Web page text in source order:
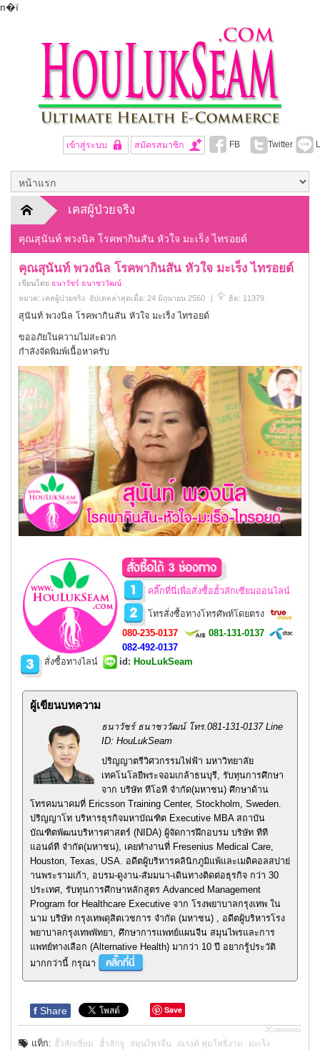
п�ї
เข้าสู่ระบบ สมัครสมาชิก FB Twitter
เคสผู้ป่วยจริง
คุณสุนันท์ พวงนิล โรคพากินสัน หัวใจ มะเร็ง ไทรอยด์
คุณสุนันท์ พวงนิล โรคพากินสัน หัวใจ มะเร็ง ไทรอยด์
เขียนโดย ธนาวัชร์ ธนาชววัฒน์
หมวด: เคสผู้ป่วยจริง อัปเดตล่าสุดเมื่อ: 24 มิถุนายน 2560 | ฮิต: 11379
สุนันท์ พวงนิล โรคพากินสัน หัวใจ มะเร็ง ไทรอยด์
ขออภัยในความไม่สะดวก
กำลังจัดพิมพ์เนื้อหาครับ
คลิ๊กที่นี่เพื่อสั่งซื้อฮั้วลักเซียมออนไลน์
โทรสั่งซื้อทางโทรศัพท์โดยตรง
080-235-0137
081-131-0137
082-492-0137
สั่งซื้อทางไลน์
id : HouLukSeam
ผู้เขียนบทความ
ธนาวัชร์ ธนาชววัฒน์ โทร.081-131-0137 Line
ID: HouLukSeam
ปริญญาตรีวิศวกรรมไฟฟ้า มหาวิทยาลัย
เทคโนโลยีพระจอมเกล้าธนบุรี, รับทุนการศึกษา
จาก บริษัท ทีโอที จำกัด(มหาชน) ศึกษาด้าน
โทรคมนาคมที่ Ericsson Training Center, Stockholm, Sweden.
ปริญญาโท บริหารธุรกิจมหาบัณฑิต Executive MBA สถาบัน
บัณฑิตพัฒนบริหารศาสตร์ (NIDA) ผู้จัดการฝึกอบรม บริษัท ทีที
แอนด์ที จำกัด(มหาชน), เคยทำงานที่ Fresenius Medical Care,
Houston, Texas, USA. อดีตผู้บริหารคลินิกภูมิแพ้และเมดิคอลสปาย่
านพระรามเก้า, อบรม-ดูงาน-สัมมนา-เดินทางติดต่อธุรกิจ กว่า 30
ประเทศ, รับทุนการศึกษาหลักสูตร Advanced Management
Program for Healthcare Executive จาก โรงพยาบาลกรุงเทพ ใน
นาม บริษัท กรุงเทพดุสิตเวชการ จำกัด (มหาชน) , อดีตผู้บริหารโรง
พยาบาลกรุงเทพพัทยา, ศึกษาการแพทย์แผนจีน สมุนไพรและการ
แพทย์ทางเลือก (Alternative Health) มากว่า 10 ปี อยากรู้ประวัติ
มากกว่านี้ กรุณา
f Share Save
JComments
แท็ก: ฮั้วลักเซียม ฮั้วลักจู สมุนไพรจีน ณรงค์ พุ่มโพธิงาม
มะเร็ง